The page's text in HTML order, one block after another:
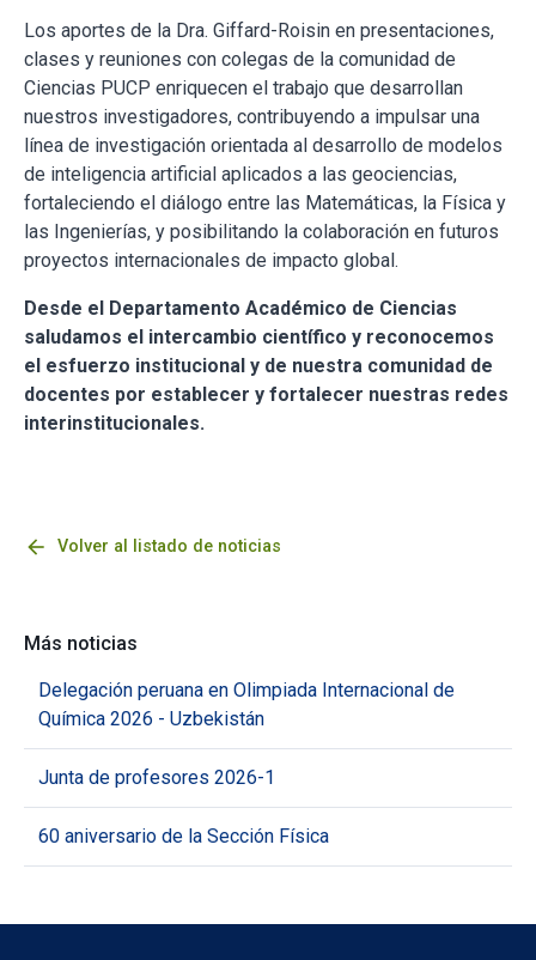
Los aportes de la Dra. Giffard-Roisin en presentaciones,
clases y reuniones con colegas de la comunidad de
Ciencias PUCP enriquecen el trabajo que desarrollan
nuestros investigadores, contribuyendo a impulsar una
línea de investigación orientada al desarrollo de modelos
de inteligencia artificial aplicados a las geociencias,
fortaleciendo el diálogo entre las Matemáticas, la Física y
las Ingenierías, y posibilitando la colaboración en futuros
proyectos internacionales de impacto global.
Desde el Departamento Académico de Ciencias
saludamos el intercambio científico y reconocemos
el esfuerzo institucional y de nuestra comunidad de
docentes por establecer y fortalecer nuestras redes
interinstitucionales.
arrow_back Volver al listado de noticias
Más noticias
Delegación peruana en Olimpiada Internacional de
Química 2026 - Uzbekistán
Junta de profesores 2026-1
60 aniversario de la Sección Física